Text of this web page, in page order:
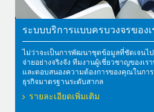
ระบบบริการแบบครบวงจรของเ
ไม่ว่าจะเป็นการพัฒนาชุดข้อมูลที่ชัดเจนไ
จ่ายอย่างจริงจัง ทีมงานผู้เชี่ยวชาญของเ
และตอบสนองความต้องการของคุณในกา
ธุรกิจมาตรฐานระดับสากล
รายละเอียดเพิ่มเติม